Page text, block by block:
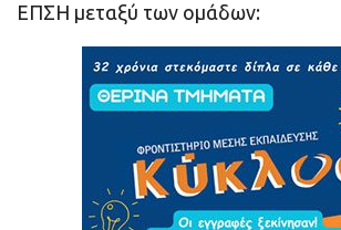
ΕΠΣΗ μεταξύ των ομάδων: